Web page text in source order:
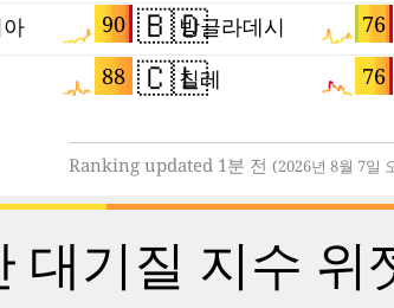
90
88
🇧🇩 76
방글라데시
🇨🇱 76
칠레
Ranking updated 1분 전 (2026년 8월 7일
대기질 지수 위